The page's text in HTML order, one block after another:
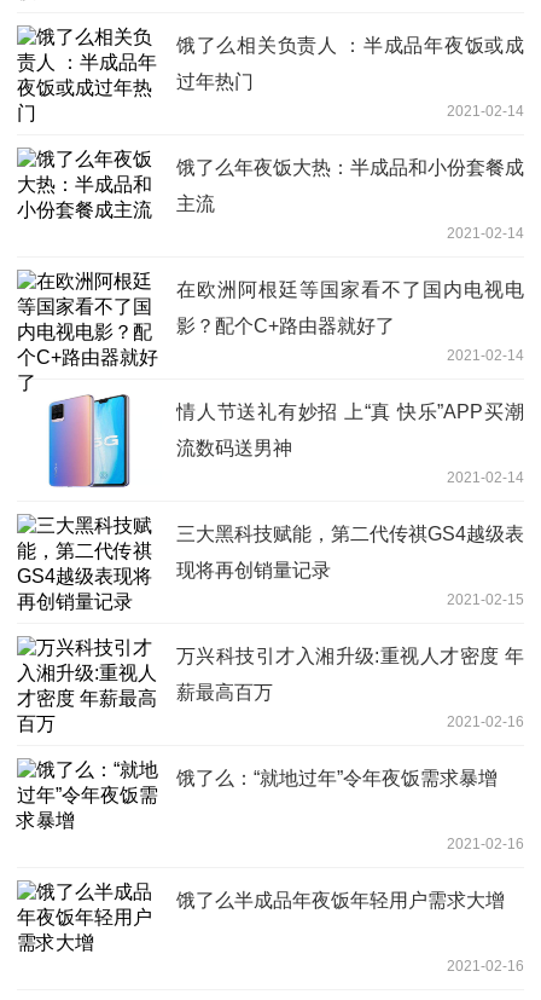
饿了么相关负责人 ：半成品年夜饭或成
过年热门
2021-02-14
饿了么年夜饭大热：半成品和小份套餐成
主流
2021-02-14
在欧洲阿根廷等国家看不了国内电视电
影？配个C+路由器就好了
2021-02-14
情人节送礼有妙招 上“真 快乐”APP买潮
流数码送男神
2021-02-14
三大黑科技赋能，第二代传祺GS4越级表
现将再创销量记录
2021-02-15
万兴科技引才入湘升级:重视人才密度 年
薪最高百万
2021-02-16
饿了么：“就地过年”令年夜饭需求暴增
2021-02-16
饿了么半成品年夜饭年轻用户需求大增
2021-02-16